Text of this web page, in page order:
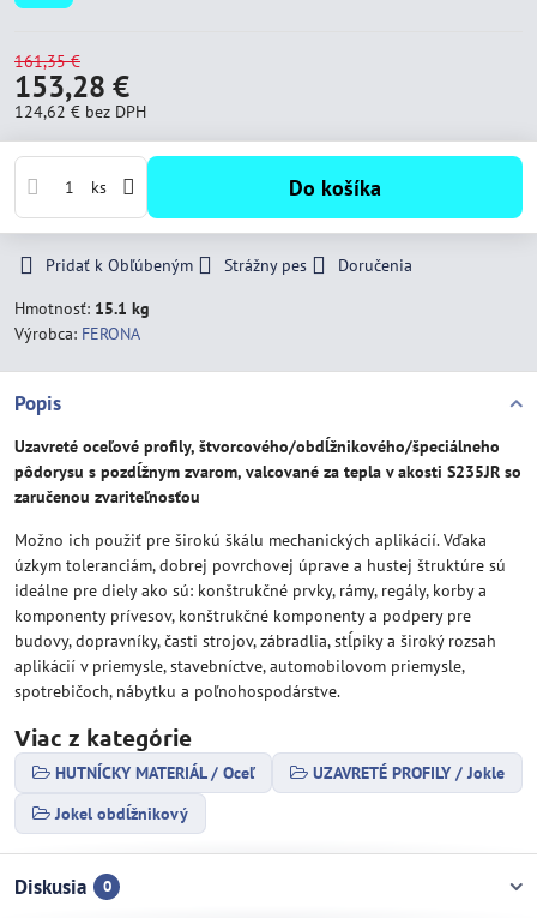
161,35 €
153,28 €
124,62 € bez DPH
ks Do košíka
Pridať k Obľúbeným Strážny pes
Doručenia
Hmotnosť: 15.1 kg
Výrobca: FERONA
Popis
Uzavreté oceľové profily, štvorcového/obdĺžnikového/špeciálneho
pôdorysu s pozdĺžnym zvarom, valcované za tepla v akosti S235JR so
zaručenou zvariteľnosťou
Možno ich použiť pre širokú škálu mechanických aplikácií. Vďaka
úzkym toleranciám, dobrej povrchovej úprave a hustej štruktúre sú
ideálne pre diely ako sú: konštrukčné prvky, rámy, regály, korby a
komponenty prívesov, konštrukčné komponenty a podpery pre
budovy, dopravníky, časti strojov, zábradlia, stĺpiky a široký rozsah
aplikácií v priemysle, stavebníctve, automobilovom priemysle,
spotrebičoch, nábytku a poľnohospodárstve.
Viac z kategórie
HUTNÍCKY MATERIÁL / Oceľ
UZAVRETÉ PROFILY / Jokle
Jokel obdĺžnikový
Diskusia 0